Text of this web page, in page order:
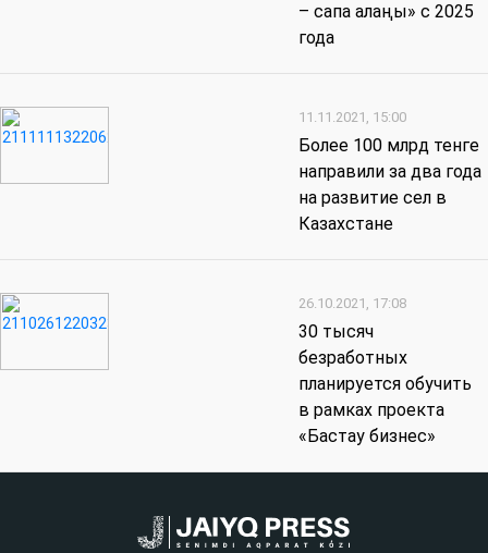
– сапа алаңы» с 2025
года
11.11.2021, 15:00
Более 100 млрд тенге
направили за два года
на развитие сел в
Казахстане
26.10.2021, 17:08
30 тысяч
безработных
планируется обучить
в рамках проекта
«Бастау бизнес»